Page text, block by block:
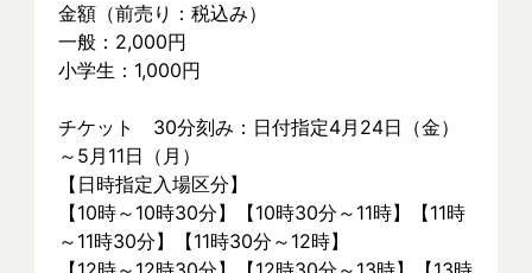
金額（前売り：税込み）
一般：2,000円
小学生：1,000円
チケット　30分刻み：日付指定4月24日（金）
～5月11日（月）
【日時指定入場区分】
【10時～10時30分】【10時30分～11時】【11時
～11時30分】【11時30分～12時】